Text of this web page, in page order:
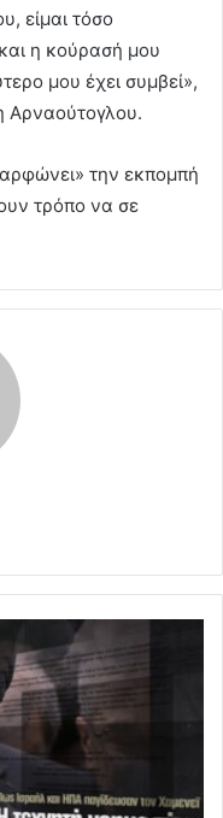
είμαι τόσο
η κούρασή μου
μου έχει συμβεί»,
Αρναούτογλου.
την εκπομπή
τρόπο να σε